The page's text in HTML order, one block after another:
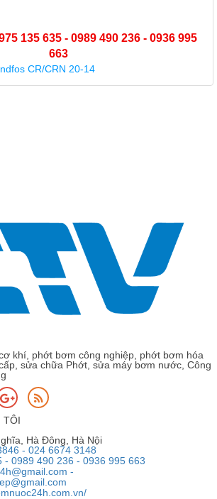
khí, phớt bơm công nghiệp, phớt bơm hóa
sửa chữa Phớt, sửa máy bơm nước, Công
TÔI
Hà Đông, Hà Nội
- 024 6674 3148
- 0989 490 236 - 0936 995 663
-